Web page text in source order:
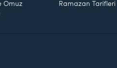
Omuz
Ramazan Tarifleri